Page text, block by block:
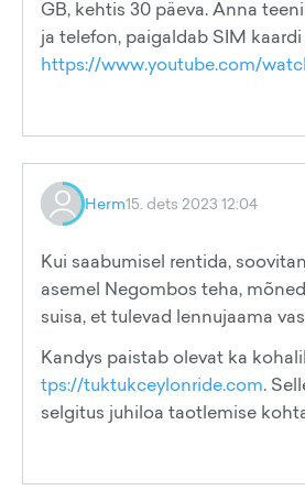
GB, kehtis 30 päeva. Anna
ja telefon, paigaldab SIM
https://www.youtube.com/
Herm15. dets 2023 12:04
Kui saabumisel rentida,
asemel Negombos teha,
suisa, et tulevad lennujaama
Kandys paistab olevat ka
tps://tuktukceylonride.com.
selgitus juhiloa taotlemise